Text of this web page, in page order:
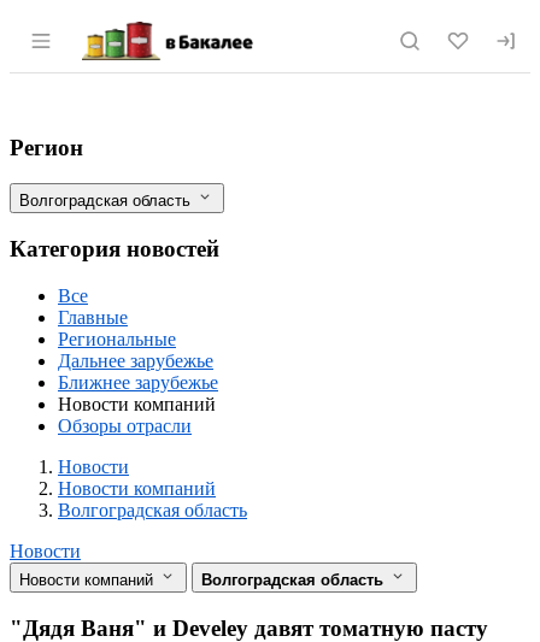
Раздел навигации по сайту vbakalee.ru
"Дядя Ваня" и Develey давят томатную
Фильтры
Регион
Волгоградская область
Категория новостей
Все
Главные
Региональные
Дальнее зарубежье
Ближнее зарубежье
Новости компаний
Обзоры отрасли
Новости
Разделы
Новости
Новости компаний
Волгоградская область
Новости
Новости компаний Волгоградская область
"Дядя Ваня" и Develey давят томатную пасту